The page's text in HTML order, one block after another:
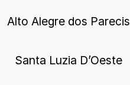
Alto Alegre dos Parecis
Santa Luzia D’Oeste